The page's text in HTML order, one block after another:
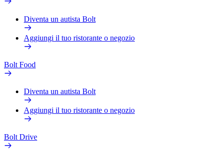
Diventa un autista Bolt
Aggiungi il tuo ristorante o negozio
Bolt Food
Diventa un autista Bolt
Aggiungi il tuo ristorante o negozio
Bolt Drive